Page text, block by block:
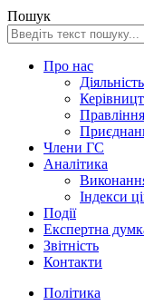
Пошук
Про нас
Діяльність
Члени ГС
Аналітика
Індекси
Події
Експертна
Звітність
Контакти
Політика